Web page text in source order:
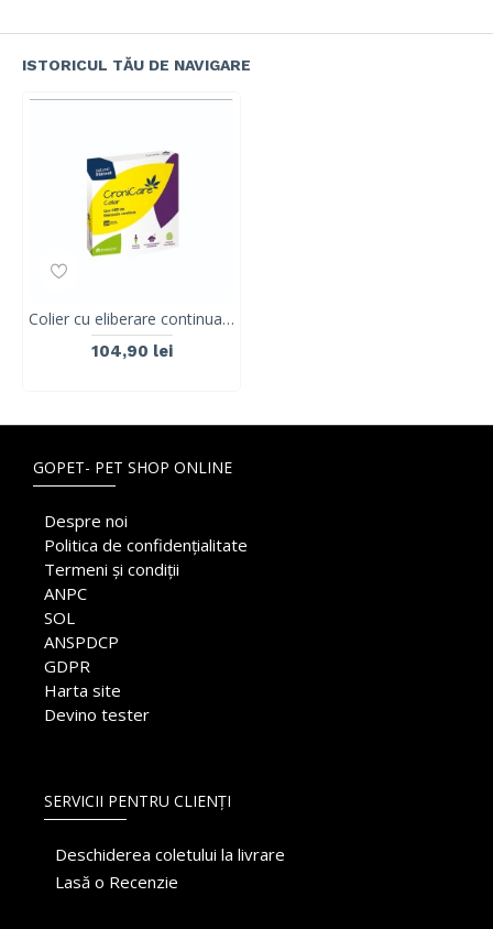
ISTORICUL TĂU DE NAVIGARE
Colier cu eliberare continua de CBD, CroniCare, Stangest, 60cm
104,90 lei
GOPET- PET SHOP ONLINE
Despre noi
Politica de confidențialitate
Termeni și condiții
ANPC
SOL
ANSPDCP
GDPR
Harta site
Devino tester
SERVICII PENTRU CLIENȚI
Deschiderea coletului la livrare
Lasă o Recenzie